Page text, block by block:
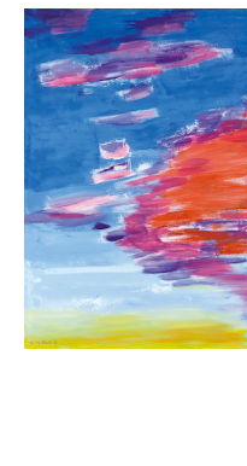
Artists
Art works
Catalog
Schedule
About